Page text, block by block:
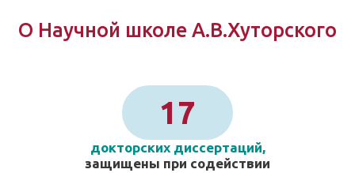
О Научной школе А.В.Хуторского
17
докторских диссертаций,
защищены при содействии